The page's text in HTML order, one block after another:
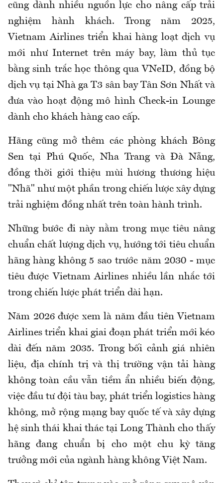
cũng dành nhiều nguồn lực cho nâng cấp trải
nghiệm hành khách. Trong năm 2025,
Vietnam Airlines triển khai hàng loạt dịch vụ
mới như Internet trên máy bay, làm thủ tục
bằng sinh trắc học thông qua VNeID, đồng bộ
dịch vụ tại Nhà ga T3 sân bay Tân Sơn Nhất và
đưa vào hoạt động mô hình Check-in Lounge
dành cho khách hàng cao cấp.
Hãng cũng mở thêm các phòng khách Bông
Sen tại Phú Quốc, Nha Trang và Đà Nẵng,
đồng thời giới thiệu mùi hương thương hiệu
"Nhã" như một phần trong chiến lược xây dựng
trải nghiệm đồng nhất trên toàn hành trình.
Những bước đi này nằm trong mục tiêu nâng
chuẩn chất lượng dịch vụ, hướng tới tiêu chuẩn
hãng hàng không 5 sao trước năm 2030 - mục
tiêu được Vietnam Airlines nhiều lần nhắc tới
trong chiến lược phát triển dài hạn.
Năm 2026 được xem là năm đầu tiên Vietnam
Airlines triển khai giai đoạn phát triển mới kéo
dài đến năm 2035. Trong bối cảnh giá nhiên
liệu, địa chính trị và thị trường vận tải hàng
không toàn cầu vẫn tiềm ẩn nhiều biến động,
việc đầu tư đội tàu bay, phát triển logistics hàng
không, mở rộng mạng bay quốc tế và xây dựng
hệ sinh thái khai thác tại Long Thành cho thấy
hãng đang chuẩn bị cho một chu kỳ tăng
trưởng mới của ngành hàng không Việt Nam.